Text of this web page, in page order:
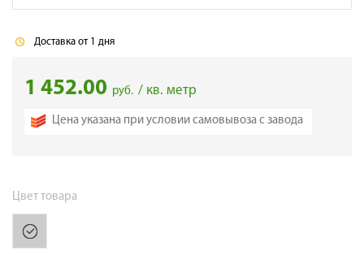
Доставка от 1 дня
1 452.00 руб. / кв. метр
Цена указана при условии самовывоза с завода
Цвет товара